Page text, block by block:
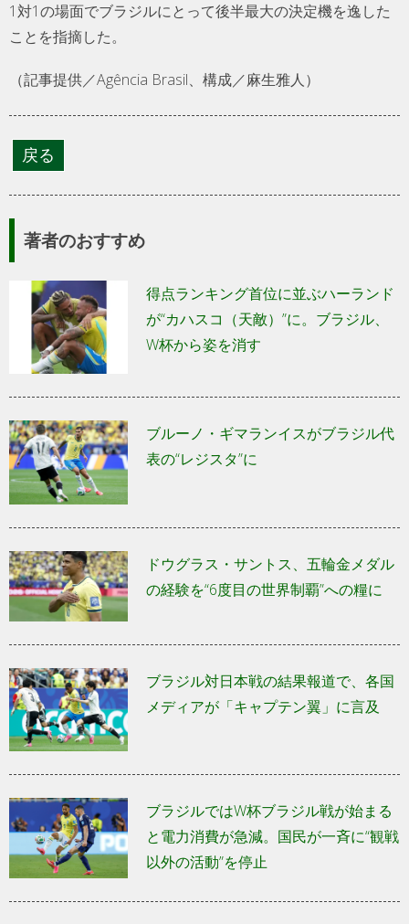
1対1の場面でブラジルにとって後半最大の決定機を逸した
ことを指摘した。
（記事提供／Agência Brasil、構成／麻生雅人）
著者のおすすめ
得点ランキング首位に並ぶハーランド
が“カハスコ（天敵）”に。ブラジル、
W杯から姿を消す
ブルーノ・ギマランイスがブラジル代
表の“レジスタ”に
ドウグラス・サントス、五輪金メダル
の経験を“6度目の世界制覇”への糧に
ブラジル対日本戦の結果報道で、各国
メディアが「キャプテン翼」に言及
ブラジルではW杯ブラジル戦が始まる
と電力消費が急減。国民が一斉に“観戦
以外の活動”を停止